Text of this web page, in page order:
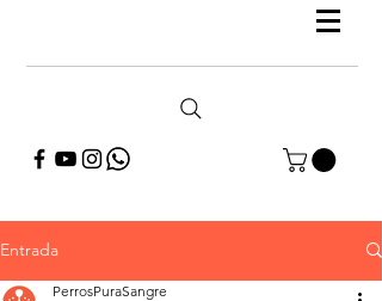
Entrada
PerrosPuraSangre